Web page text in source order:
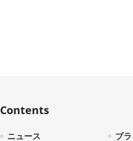
Contents
ニュース ブ